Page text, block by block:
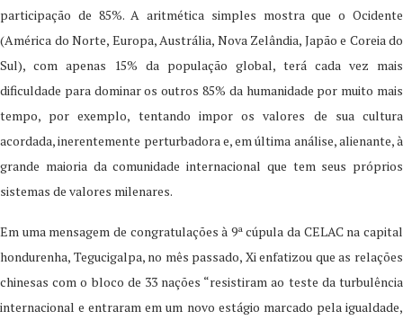
participação de 85%. A aritmética simples mostra que o Ocidente
(América do Norte, Europa, Austrália, Nova Zelândia, Japão e Coreia do
Sul), com apenas 15% da população global, terá cada vez mais
dificuldade para dominar os outros 85% da humanidade por muito mais
tempo, por exemplo, tentando impor os valores de sua cultura
acordada, inerentemente perturbadora e, em última análise, alienante, à
grande maioria da comunidade internacional que tem seus próprios
sistemas de valores milenares.
Em uma mensagem de congratulações à 9ª cúpula da CELAC na capital
hondurenha, Tegucigalpa, no mês passado, Xi enfatizou que as relações
chinesas com o bloco de 33 nações “resistiram ao teste da turbulência
internacional e entraram em um novo estágio marcado pela igualdade,